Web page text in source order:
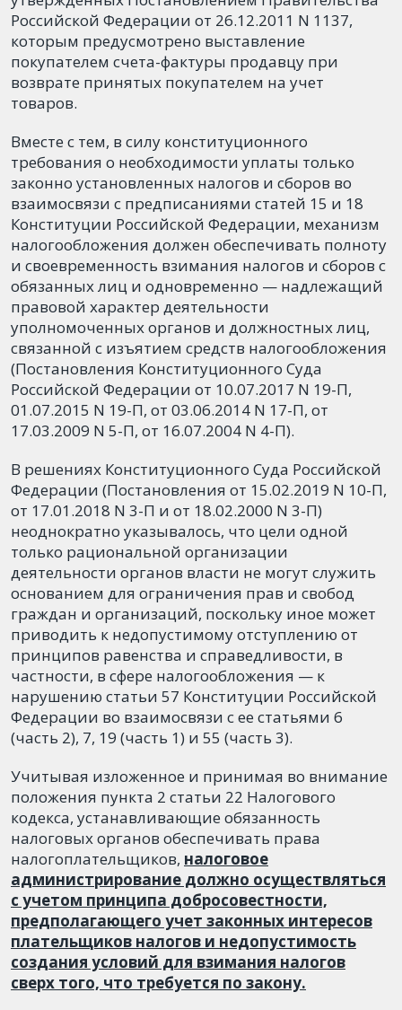
Российской Федерации от 26.12.2011 N 1137,
которым предусмотрено выставление
покупателем счета-фактуры продавцу при
возврате принятых покупателем на учет
товаров.
Вместе с тем, в силу конституционного
требования о необходимости уплаты только
законно установленных налогов и сборов во
взаимосвязи с предписаниями статей 15 и 18
Конституции Российской Федерации, механизм
налогообложения должен обеспечивать полноту
и своевременность взимания налогов и сборов с
обязанных лиц и одновременно — надлежащий
правовой характер деятельности
уполномоченных органов и должностных лиц,
связанной с изъятием средств налогообложения
(Постановления Конституционного Суда
Российской Федерации от 10.07.2017 N 19-П,
01.07.2015 N 19-П, от 03.06.2014 N 17-П, от
17.03.2009 N 5-П, от 16.07.2004 N 4-П).
В решениях Конституционного Суда Российской
Федерации (Постановления от 15.02.2019 N 10-П,
от 17.01.2018 N 3-П и от 18.02.2000 N 3-П)
неоднократно указывалось, что цели одной
только рациональной организации
деятельности органов власти не могут служить
основанием для ограничения прав и свобод
граждан и организаций, поскольку иное может
приводить к недопустимому отступлению от
принципов равенства и справедливости, в
частности, в сфере налогообложения — к
нарушению статьи 57 Конституции Российской
Федерации во взаимосвязи с ее статьями 6
(часть 2), 7, 19 (часть 1) и 55 (часть 3).
Учитывая изложенное и принимая во внимание
положения пункта 2 статьи 22 Налогового
кодекса, устанавливающие обязанность
налоговых органов обеспечивать права
налогоплательщиков, налоговое
администрирование должно осуществляться
с учетом принципа добросовестности,
предполагающего учет законных интересов
плательщиков налогов и недопустимость
создания условий для взимания налогов
сверх того, что требуется по закону.